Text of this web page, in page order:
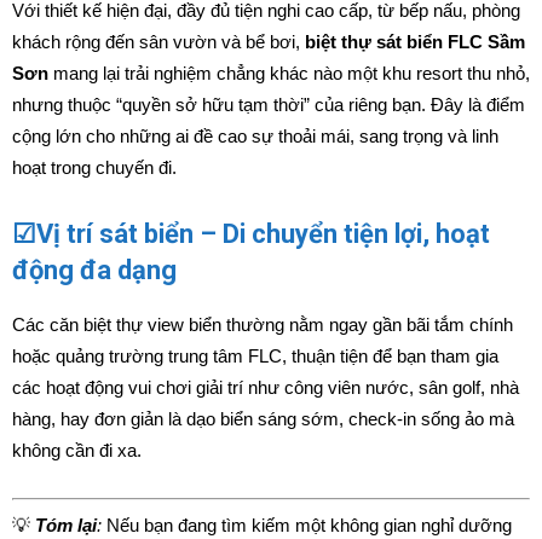
Với thiết kế hiện đại, đầy đủ tiện nghi cao cấp, từ bếp nấu, phòng
khách rộng đến sân vườn và bể bơi, biệt thự sát biển FLC Sầm
Sơn mang lại trải nghiệm chẳng khác nào một khu resort thu nhỏ,
nhưng thuộc “quyền sở hữu tạm thời” của riêng bạn. Đây là điểm
cộng lớn cho những ai đề cao sự thoải mái, sang trọng và linh
hoạt trong chuyến đi.
☑Vị trí sát biển – Di chuyển tiện lợi, hoạt
động đa dạng
Các căn biệt thự view biển thường nằm ngay gần bãi tắm chính
hoặc quảng trường trung tâm FLC, thuận tiện để bạn tham gia
các hoạt động vui chơi giải trí như công viên nước, sân golf, nhà
hàng, hay đơn giản là dạo biển sáng sớm, check-in sống ảo mà
không cần đi xa.
💡 Tóm lại: Nếu bạn đang tìm kiếm một không gian nghỉ dưỡng